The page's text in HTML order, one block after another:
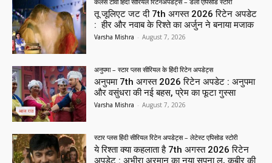
तू जूलिएट जट दी 7th अगस्त 2026 रिटेन अपडेट
: हीर और नवाब के रिश्ते का अर्जुन ने बनाया मजाक
Varsha Mishra - August 7, 2026
अनुपमा – स्टार प्लस सीरियल के हिंदी रिटेन अपडेट्स
अनुपमा 7th अगस्त 2026 रिटेन अपडेट : अनुपमा
और वसुंधरा की नई बहस, प्रेम का फूटा गुस्सा
Varsha Mishra - August 7, 2026
स्टार प्लस हिंदी सीरियल रिटेन अपडेट्स – लेटेस्ट एपिसोड स्टोरी
ये रिश्ता क्या कहलाता है 7th अगस्त 2026 रिटेन
अपडेट : अभीरा अरमान का नया सपना ल, कबीर की